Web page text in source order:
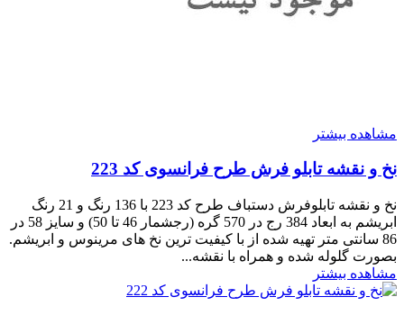
مشاهده بیشتر
نخ و نقشه تابلو فرش طرح فرانسوی کد 223
نخ و نقشه تابلوفرش دستباف طرح کد 223 با 136 رنگ و 21 رنگ
ابریشم به ابعاد 384 رج در 570 گره (رجشمار 46 تا 50) و سایز 58 در
86 سانتی متر تهیه شده از با کیفیت ترین نخ های مرینوس و ابریشم.
بصورت گلوله شده و همراه با نقشه...
مشاهده بیشتر